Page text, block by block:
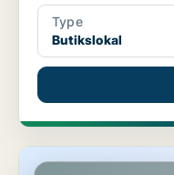
Type
Butikslokal
Butikslokal på Östermalm